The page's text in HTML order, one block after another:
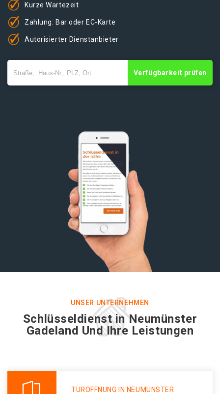
Kurze Wartezeit
Zahlung: Bar oder EC-Karte
Autorisierter Dienstanbieter
Verfügbarkeit prüfen
UNSER UNTERNEHMEN
Schlüsseldienst in Neumünster
Gadeland Und Ihre Leistungen
TÜRÖFFNUNG IN NEUMÜNSTER